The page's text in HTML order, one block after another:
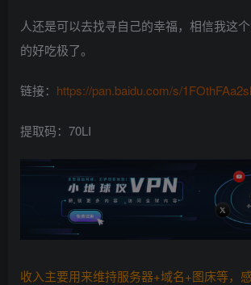
人还是可以去找寻自己的幸福，相信我这
的好吃极了。
链接： https://pan.baidu.com/s/
提取码：70LI
收入主要用来维持服务器+域名+图床等，